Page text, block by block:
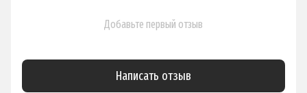
Добавьте первый отзыв
Написать отзыв